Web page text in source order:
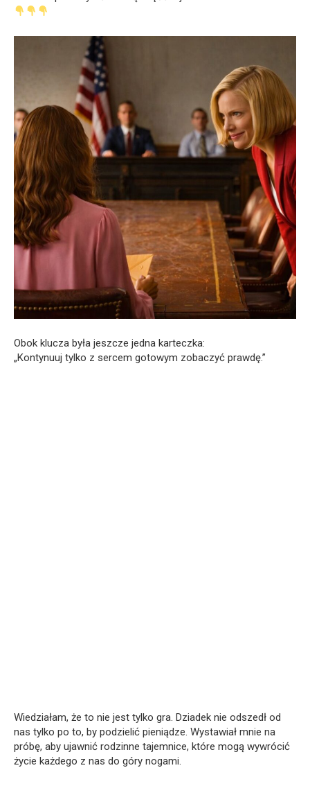
Obok klucza była jeszcze jedna karteczka:
„Kontynuuj tylko z sercem gotowym zobaczyć prawdę.”
Wiedziałam, że to nie jest tylko gra. Dziadek nie odszedł od
nas tylko po to, by podzielić pieniądze. Wystawiał mnie na
próbę, aby ujawnić rodzinne tajemnice, które mogą wywrócić
życie każdego z nas do góry nogami.